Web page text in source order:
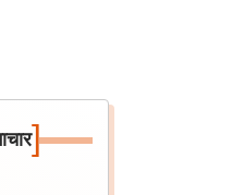
]